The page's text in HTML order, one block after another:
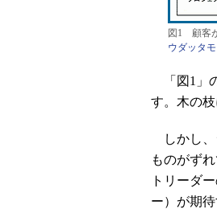
図1 顧客
ウダッタ
「図1」
す。木の
しかし、
ものがず
トリーダ
ー）が期